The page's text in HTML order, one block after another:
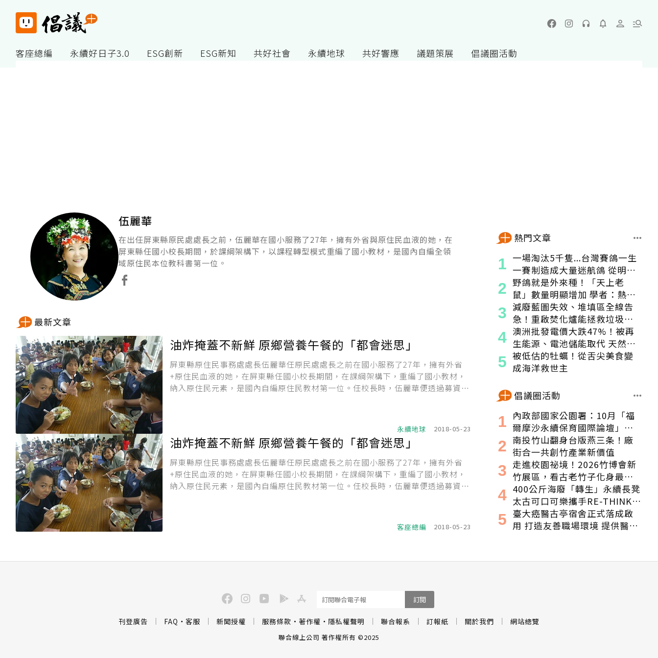
客座總編 永續好日子3.0 ESG創新 ESG新知 共好社會 永續地球 共好響應 議題策展 倡議圈活動
伍麗華
在出任屏東縣原民處處長之前，伍麗華在國小服務了27年，擁有外省與原住民血液的她，在
屏東縣任國小校長期間，於課綱架構下，以課程轉型模式重編了國小教材，是國內自編全領
域原住民本位教科書第一位。
最新文章
油炸掩蓋不新鮮 原鄉營養午餐的「都會迷思」
屏東縣原住民事務處處長伍麗華任原民處處長之前在國小服務了27年，擁有外省
+原住民血液的她，在屏東縣任國小校長期間，在課綱架構下，重編了國小教材，
納入原住民元素，是國內自編原住民教材第一位。任校長時，伍麗華便透過募資
永續地球 2018-05-23
油炸掩蓋不新鮮 原鄉營養午餐的「都會迷思」
屏東縣原住民事務處處長伍麗華任原民處處長之前在國小服務了27年，擁有外省
+原住民血液的她，在屏東縣任國小校長期間，在課綱架構下，重編了國小教材，
納入原住民元素，是國內自編原住民教材第一位。任校長時，伍麗華便透過募資
客座總編 2018-05-23
熱門文章
一場淘汰5千隻...台灣賽鴿一生
一賽制造成大量迷航鴿 從明星
變都市「老鼠」
野鴿就是外來種！「天上老
鼠」數量明顯增加 學者：熱區
食物來源穩定
減廢藍圖失效、堆填區全線告
急！重啟焚化爐能拯救垃圾危
機嗎？
澳洲批發電價大跌47%！被再
生能源、電池儲能取代 天然氣
發電減少1/3
被低估的牡蠣！從舌尖美食變
成海洋救世主
倡議圈活動
內政部國家公園署：10月「福
爾摩沙永續保育國際論壇」登
場！串聯跨界夥伴與低碳遊
程，向世界展現臺灣綠色實力
南投竹山翻身台版燕三条！廠
街合一共創竹產業新價值
走進校園祕境！2026竹博會新
竹展區，看古老竹子化身最潮
的未來空間
400公斤海廢「轉生」永續長凳
太古可口可樂攜手RE-THINK打
造「海洋垃園」特展
臺大癌醫古亭宿舍正式落成啟
用 打造友善職場環境 提供醫護
訂閱
刊登廣告 FAQ · 客服 新聞授權 服務條款 · 著作權 · 隱私權聲明 聯合報系 訂報紙 關於我們 網站總覽
聯合線上公司 著作權所有 ©2025